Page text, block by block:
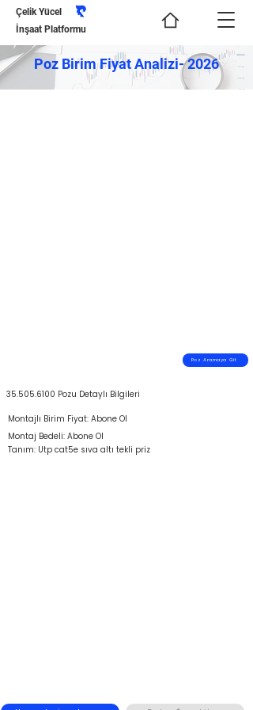
Çelik Yücel
İnşaat Platformu
Poz Birim Fiyat Analizi- 2026
Poz Aramaya Git
35.505.6100 Pozu Detaylı Bilgileri
Montajlı Birim Fiyat: Abone Ol
Montaj Bedeli: Abone Ol
Tanım: Utp cat5e sıva altı tekli priz